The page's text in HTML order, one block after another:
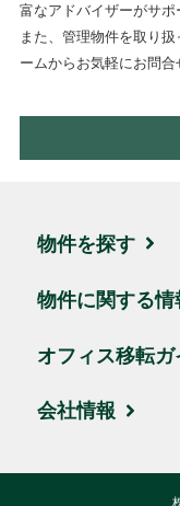
富なアドバイザーがサポ
また、管理物件を取り
ームからお気軽にお問合
物件を探す
エリア・住所か
駅名・沿線から
地図から探す
物件に関する情
ブログ
取引実績・お客
オフィス移転ガ
お引越しの流れ
会社情報